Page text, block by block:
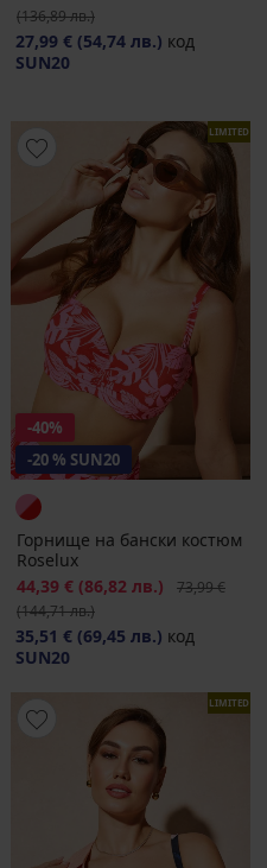
(136,89 лв.)
27,99 € (54,74 лв.) код
SUN20
цена
LIMITED
-40%
-20 % SUN20
Горнище на бански костюм
Roselux
Намаление
44,39 € (86,82 лв.)
73,99 €
(144,71 лв.)
35,51 € (69,45 лв.) код
SUN20
LIMITED